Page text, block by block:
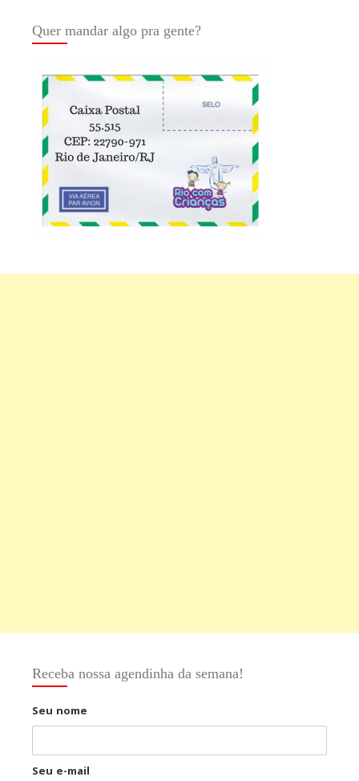
Quer mandar algo pra gente?
Receba nossa agendinha da semana!
Seu nome
Seu e-mail